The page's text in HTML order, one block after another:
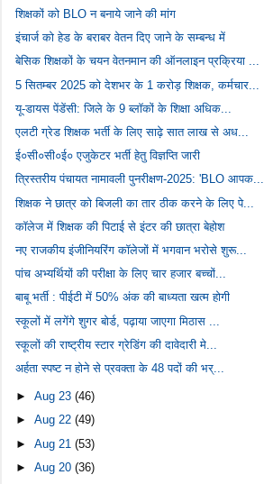
शिक्षकों को BLO न बनाये जाने की मांग
इंचार्ज को हेड के बराबर वेतन दिए जाने के सम्बन्ध में
बेसिक शिक्षकों के चयन वेतनमान की ऑनलाइन प्रक्रिया ...
5 सितम्बर 2025 को देशभर के 1 करोड़ शिक्षक, कर्मचार...
यू-डायस पेंडेंसी: जिले के 9 ब्लॉकों के शिक्षा अधिक...
एलटी ग्रेड शिक्षक भर्ती के लिए साढ़े सात लाख से अध...
ई०सी०सी०ई० एजुकेटर भर्ती हेतु विज्ञप्ति जारी
त्रिस्तरीय पंचायत नामावली पुनरीक्षण-2025: 'BLO आपक...
शिक्षक ने छात्र को बिजली का तार ठीक करने के लिए पे...
कॉलेज में शिक्षक की पिटाई से इंटर की छात्रा बेहोश
नए राजकीय इंजीनियरिंग कॉलेजों में भगवान भरोसे शुरू...
पांच अभ्यर्थियों की परीक्षा के लिए चार हजार बच्चों...
बाबू भर्ती : पीईटी में 50% अंक की बाध्यता खत्म होगी
स्कूलों में लगेंगे शुगर बोर्ड, पढ़ाया जाएगा मिठास ...
स्कूलों की राष्ट्रीय स्टार ग्रेडिंग की दावेदारी मे...
अर्हता स्पष्ट न होने से प्रवक्ता के 48 पदों की भर्...
►Aug 23(46)
►Aug 22(49)
►Aug 21(53)
►Aug 20(36)